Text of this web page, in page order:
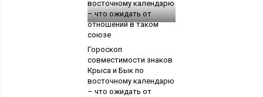
Гороскоп
совместимости знаков
Крыса и Бык по
восточному календарю
– что ожидать от